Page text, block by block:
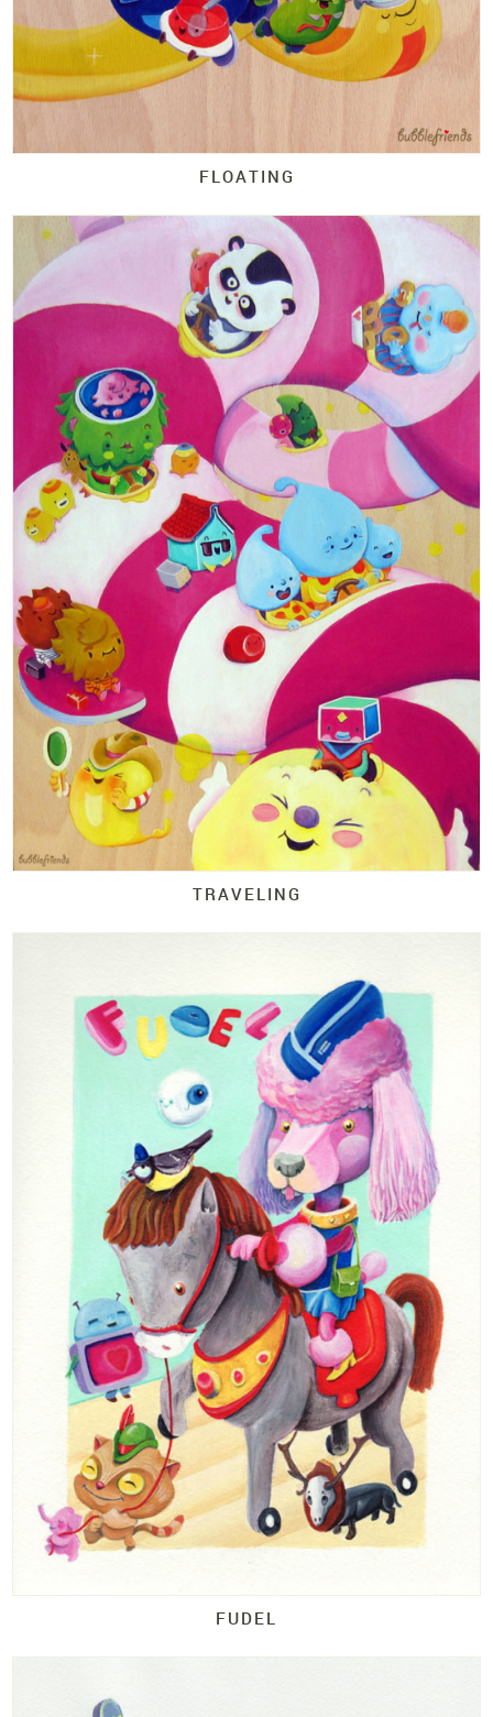
FLOATING
TRAVELING
FUDEL